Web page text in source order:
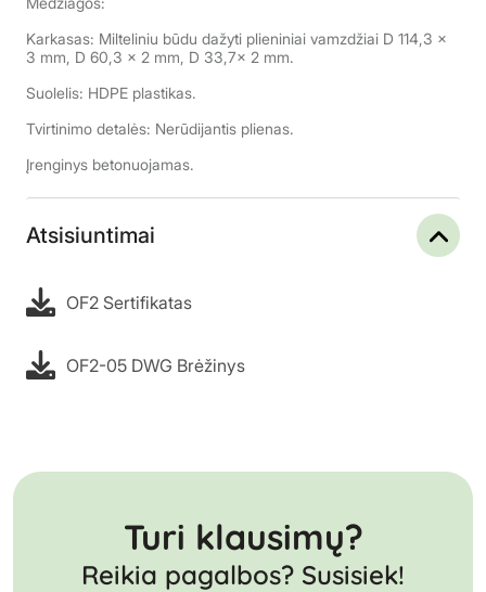
Karkasas: Milteliniu būdu dažyti plieniniai vamzdžiai D 114,3 x
3 mm, D 60,3 x 2 mm, D 33,7x 2 mm.
Suolelis: HDPE plastikas.
Tvirtinimo detalės: Nerūdijantis plienas.
Įrenginys betonuojamas.
Atsisiuntimai
OF2 Sertifikatas
OF2-05 DWG Brėžinys
Turi klausimų?
Reikia pagalbos? Susisiek!